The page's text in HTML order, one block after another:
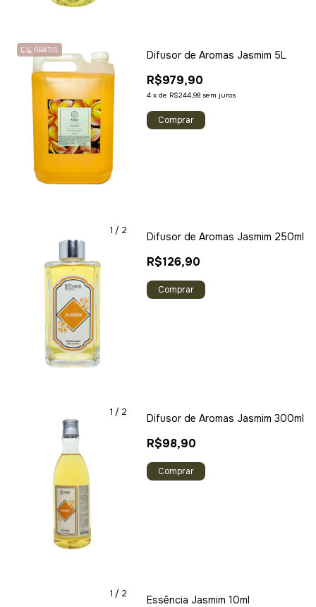
GRÁTIS Difusor de Aromas Jasmim 5L
R$979,90
4 x de R$244,98 sem juros
1 / 2 Difusor de Aromas Jasmim 250ml
R$126,90
1 / 2 Difusor de Aromas Jasmim 300ml
R$98,90
Comprar
1 / 2 Essência Jasmim 10ml